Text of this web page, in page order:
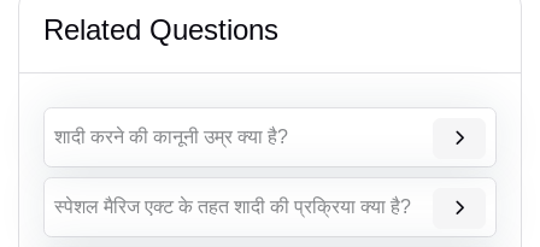
Related Questions
शादी करने की कानूनी उम्र क्या है?
स्पेशल मैरिज एक्ट के तहत शादी की प्रक्रिया क्या है?